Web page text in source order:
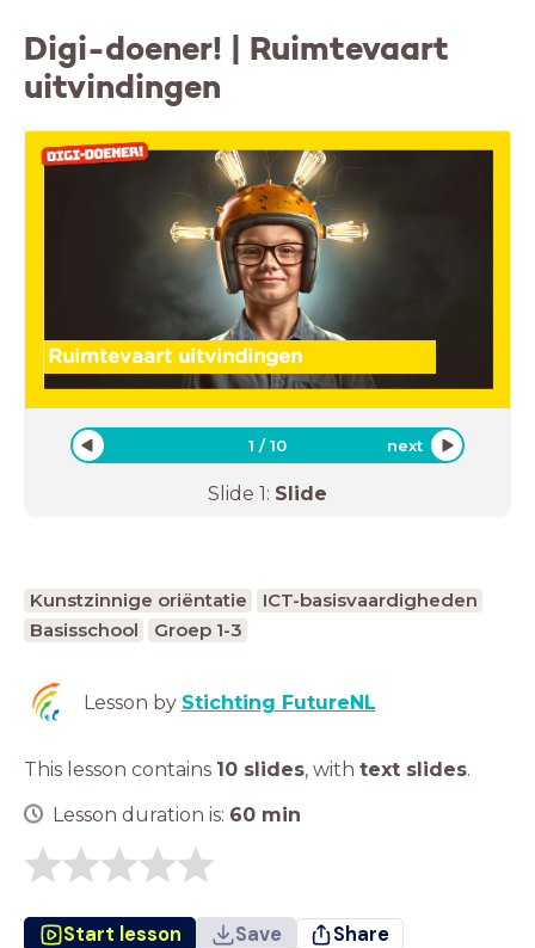
Digi-doener! | Ruimtevaart
uitvindingen
Ruimtevaart uitvindingen
1 /10 next
Slide 1: Slide
Kunstzinnige oriëntatie
ICT-basisvaardigheden
Basisschool
Groep 1-3
Lesson by Stichting FutureNL
This lesson contains 10 slides, with text slides.
Lesson duration is: 60 min
Start lesson Save Share